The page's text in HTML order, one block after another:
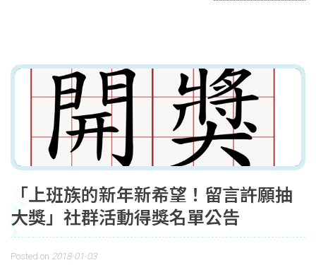
「上班族的新年新希望！留言許願抽
大獎」社群活動得獎名單公告
Posted on 2018-01-03